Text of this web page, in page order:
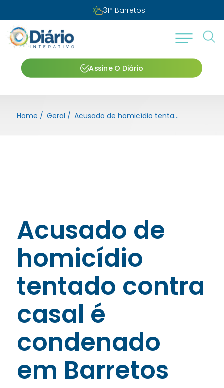
31° Barretos
Assine O Diário
Home / Geral / Acusado de homicídio tentado contra casal é condenado em Barretos
Acusado de
homicídio
tentado contra
casal é
condenado
em Barretos